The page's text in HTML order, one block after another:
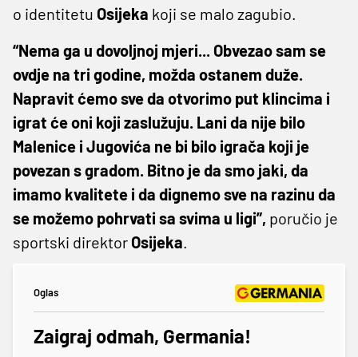
o identitetu Osijeka koji se malo zagubio.
“Nema ga u dovoljnoj mjeri... Obvezao sam se
ovdje na tri godine, možda ostanem duže.
Napravit ćemo sve da otvorimo put klincima i
igrat će oni koji zaslužuju. Lani da nije bilo
Malenice i Jugovića ne bi bilo igrača koji je
povezan s gradom. Bitno je da smo jaki, da
imamo kvalitete i da dignemo sve na razinu da
se možemo pohrvati sa svima u ligi”, poručio je
sportski direktor Osijeka.
Oglas
Zaigraj odmah, Germania!